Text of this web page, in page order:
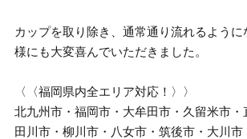
カップを取り除き、通常通り流れるよう
様にも大変喜んでいただきました。
〈〈福岡県内全エリア対応！〉〉
北九州市・福岡市・大牟田市・久留米市・
田川市・柳川市・八女市・筑後市・大川